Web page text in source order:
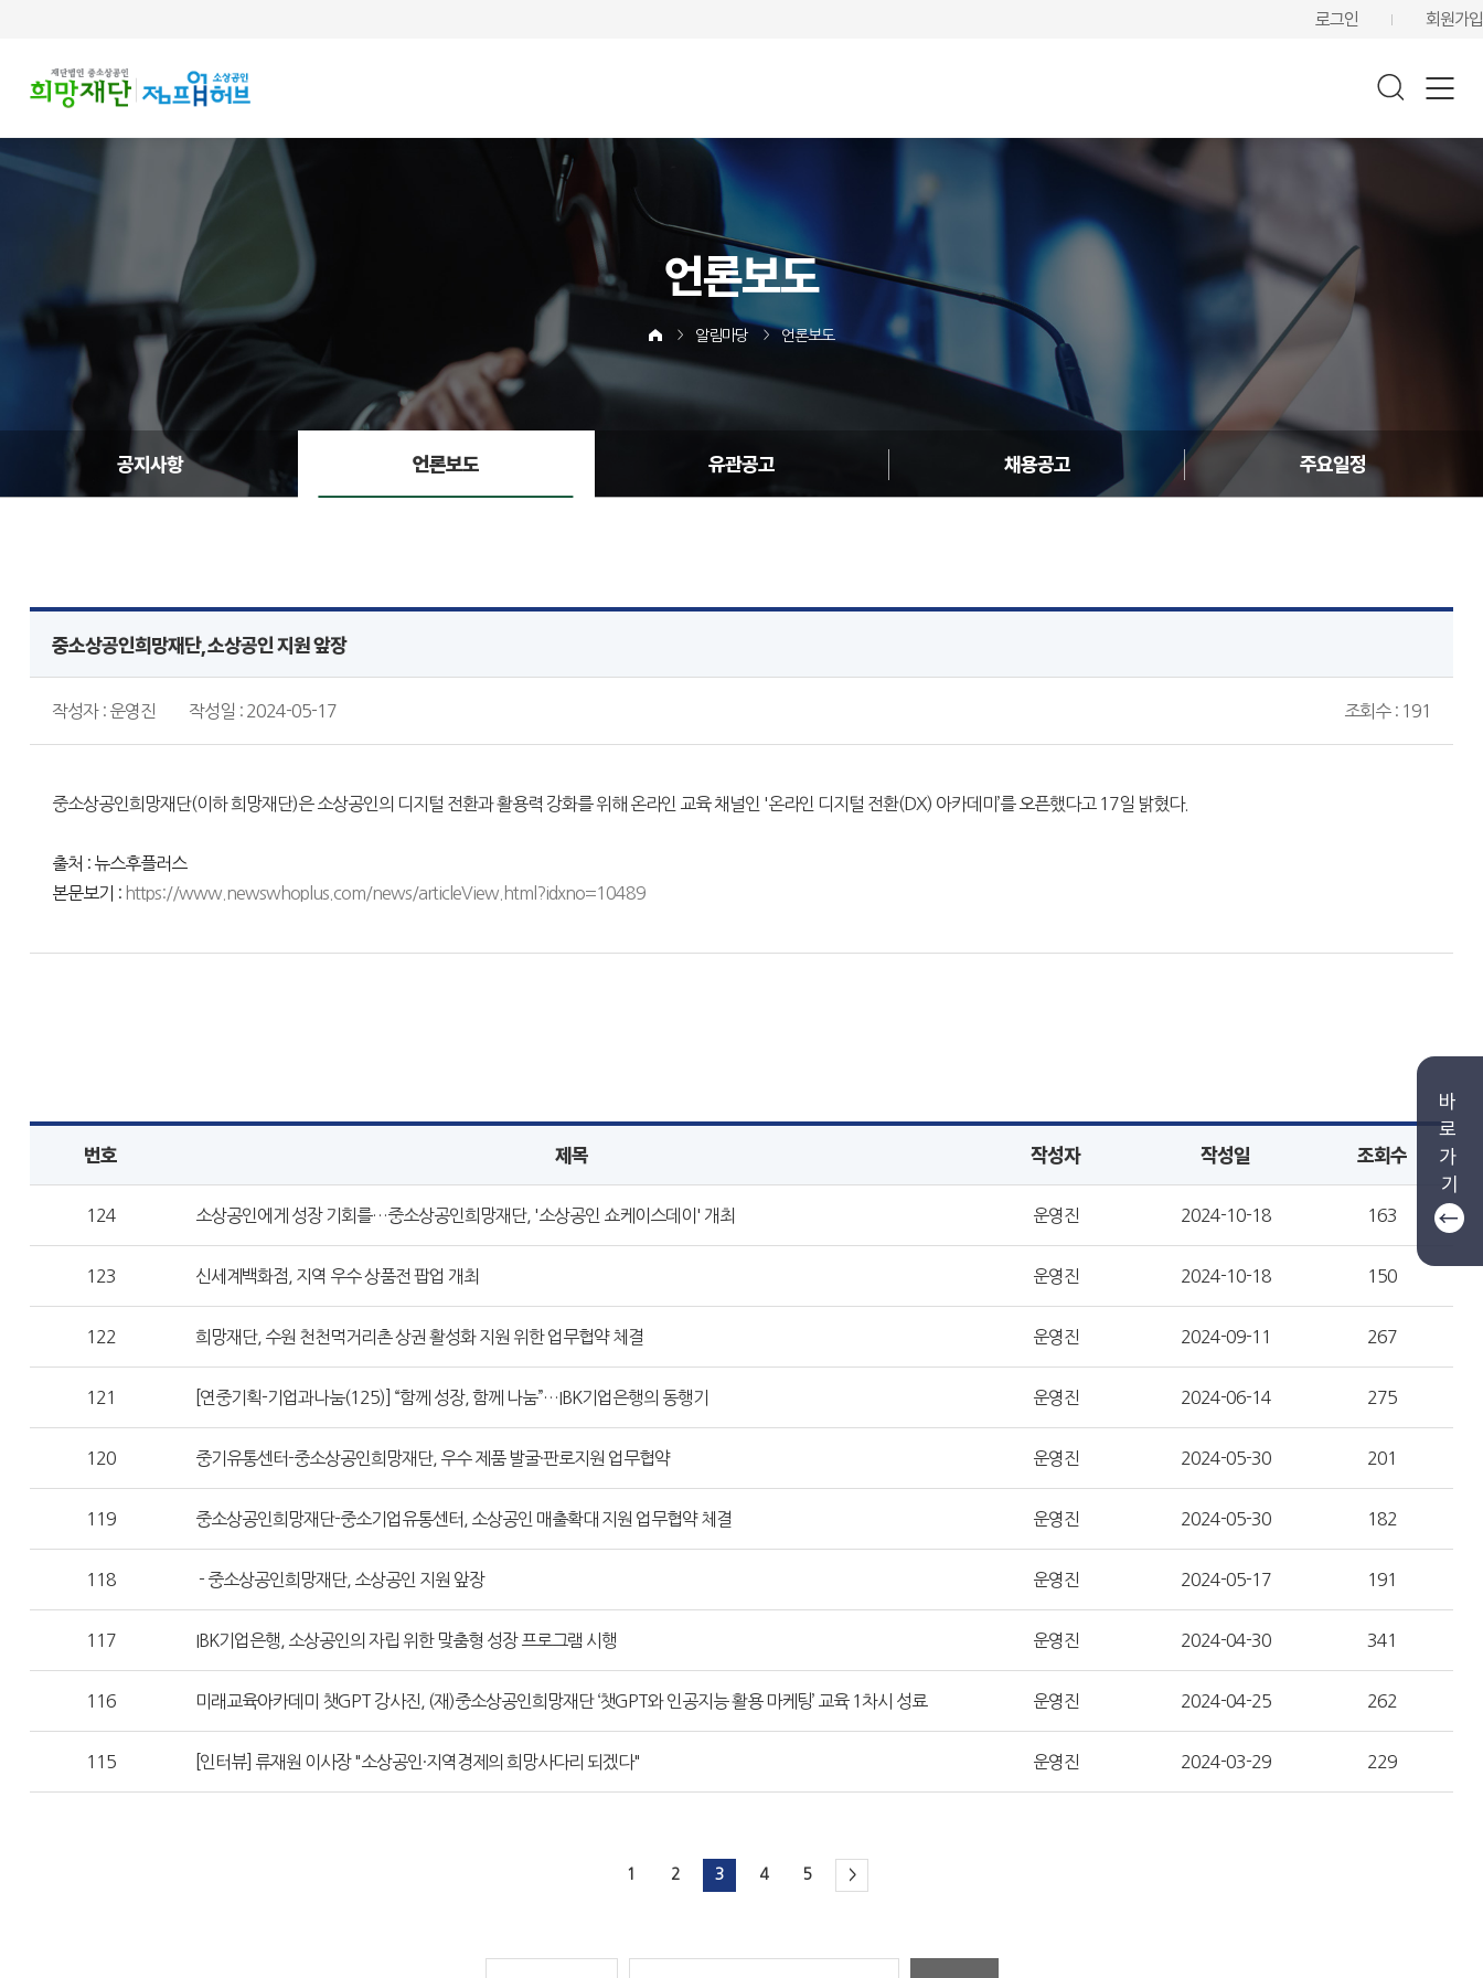
로그인 회원가입
언론보도
알림마당 언론보도
공지사항 언론보도 유관공고 채용공고 주요일정
중소상공인희망재단, 소상공인 지원 앞장
작성자 : 운영진 작성일 : 2024-05-17 조회수 : 191
중소상공인희망재단(이하 희망재단)은 소상공인의 디지털 전환과 활용력 강화를 위해 온라인 교육 채널인 '온라인 디지털 전환(DX) 아카데미’를 오픈했다고 17일 밝혔다.
출처 : 뉴스후플러스
본문보기 : https://www.newswhoplus.com/news/articleView.html?idxno=10489
번호 제목 작성자 작성일 조회수
124 소상공인에게 성장 기회를…중소상공인희망재단, '소상공인 쇼케이스데이' 개최 운영진 2024-10-18 163
123 신세계백화점, 지역 우수 상품전 팝업 개최 운영진 2024-10-18 150
122 희망재단, 수원 천천먹거리촌 상권 활성화 지원 위한 업무협약 체결 운영진 2024-09-11 267
121 [연중기획-기업과나눔(125)] “함께 성장, 함께 나눔”…IBK기업은행의 동행기 운영진 2024-06-14 275
120 중기유통센터-중소상공인희망재단, 우수 제품 발굴·판로지원 업무협약 운영진 2024-05-30 201
119 중소상공인희망재단-중소기업유통센터, 소상공인 매출확대 지원 업무협약 체결 운영진 2024-05-30 182
118 - 중소상공인희망재단, 소상공인 지원 앞장 운영진 2024-05-17 191
117 IBK기업은행, 소상공인의 자립 위한 맞춤형 성장 프로그램 시행 운영진 2024-04-30 341
116 미래교육아카데미 챗GPT 강사진, (재)중소상공인희망재단 ‘챗GPT와 인공지능 활용 마케팅’ 교육 1차시 성료 운영진 2024-04-25 262
115 [인터뷰] 류재원 이사장 "소상공인·지역경제의 희망사다리 되겠다" 운영진 2024-03-29 229
1 2 3 4 5 >
바
로
가
기